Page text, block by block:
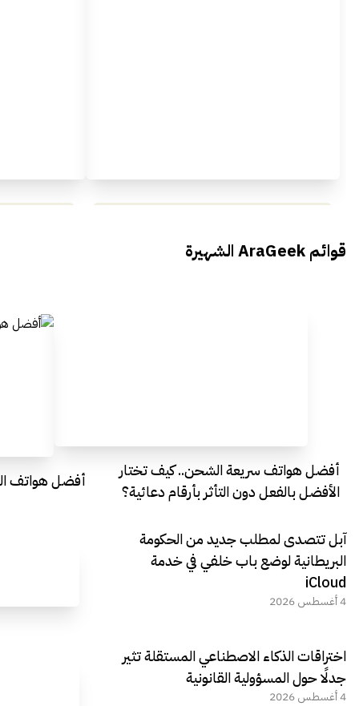
Everything Egypt
قوائم AraGeek الشهيرة
أفضل هواتف سريعة الشحن.. كيف تختار
الأفضل بالفعل دون التأثر بأرقام دعائية؟
أفضل هواتف
آبل تتصدى لمطلب جديد من الحكومة
البريطانية لوضع باب خلفي في خدمة
iCloud
4 أغسطس 2026
اختراقات الذكاء الاصطناعي المستقلة تثير
جدلًا حول المسؤولية القانونية
4 أغسطس 2026